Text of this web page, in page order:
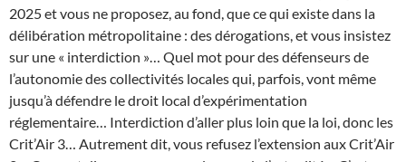
2025 et vous ne proposez, au fond, que ce qui existe dans la
délibération métropolitaine : des dérogations, et vous insistez
sur une « interdiction »… Quel mot pour des défenseurs de
l’autonomie des collectivités locales qui, parfois, vont même
jusqu’à défendre le droit local d’expérimentation
réglementaire… Interdiction d’aller plus loin que la loi, donc les
Crit’Air 3… Autrement dit, vous refusez l’extension aux Crit’Air